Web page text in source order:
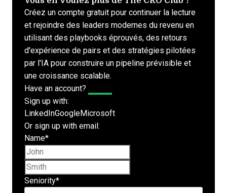
Créez un compte gratuit pour continuer la lecture
et rejoindre des leaders modernes du revenu en
utilisant des playbooks éprouvés, des retours
d'expérience de pairs et des stratégies pilotées
par l'IA pour construire un pipeline prévisible et
une croissance scalable.
Have an account?
Sign up with:
LinkedInGoogleMicrosoft
Or sign up with email:
Name*
Seniority*